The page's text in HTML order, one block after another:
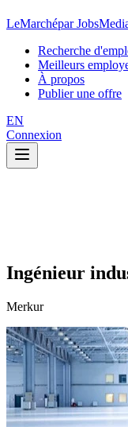
LeMarchépar
Recherche
Meilleurs
À propos
Publier une offre
EN
Connexion
Ingénieur
Merkur